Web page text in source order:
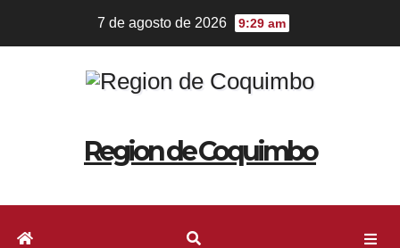
7 de agosto de 2026 9:29 am
Region de Coquimbo